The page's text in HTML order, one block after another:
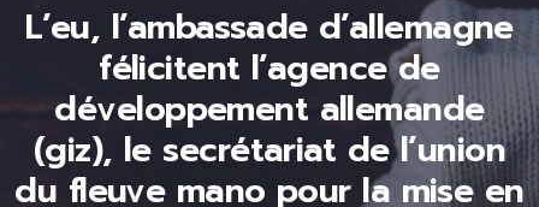
L’eu, l’ambassade d’allemagne
félicitent l’agence de
développement allemande
(giz), le secrétariat de l’union
du fleuve mano pour la mise en